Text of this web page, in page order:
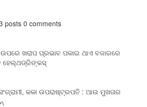
posts 0 comments
ଖରାପ ପ୍ରଭାବ ପକାଇ ଥାଏ ବଜାରରେ
ହେଲ୍ଥଡ୍ରିଙ୍କସ୍
ସଂଗ୍ରାମୀ, କକା ଉପରାଷ୍ଟ୍ରପତି : ଆଉ ମୁଖତାର